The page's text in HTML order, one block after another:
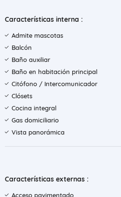
Características interna :
Admite mascotas
Balcón
Baño auxiliar
Baño en habitación principal
Citófono / Intercomunicador
Clósets
Cocina integral
Gas domiciliario
Vista panorámica
Características externas :
Acceso pavimentado